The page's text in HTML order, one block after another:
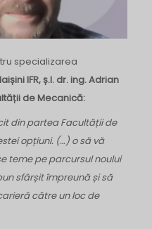
specializarea
IFR,ș.l. dr. ing. Adrian
de Mecanică:
din partea Facultății de
opțiuni. (…) o să vă
teme pe parcursul noului
sfârșit împreună și să
către un loc de